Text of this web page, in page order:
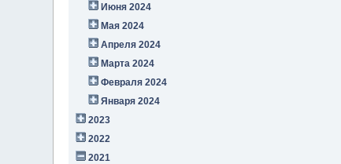
Июня 2024
Мая 2024
Апреля 2024
Марта 2024
Февраля 2024
Января 2024
2023
2022
2021